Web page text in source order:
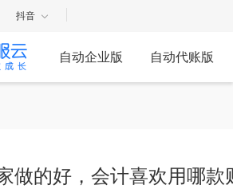
抖音
自动企业版 自动代账版
做的好，会计喜欢用哪款